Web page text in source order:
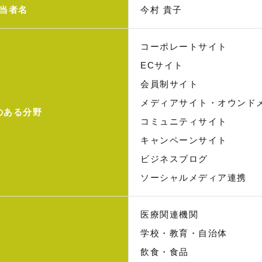
者名 今村 貴子
ある分野
コーポレートサイト
ECサイト
会員制サイト
メディアサイト・オウンド
コミュニティサイト
キャンペーンサイト
ビジネスブログ
ソーシャルメディア連携
医療関連機関
学校・教育・自治体
飲食・食品